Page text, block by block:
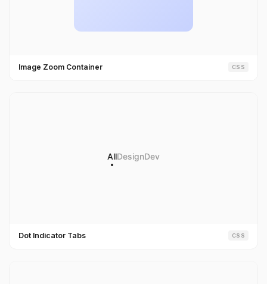
Image Zoom Container CSS
Dot Indicator Tabs CSS